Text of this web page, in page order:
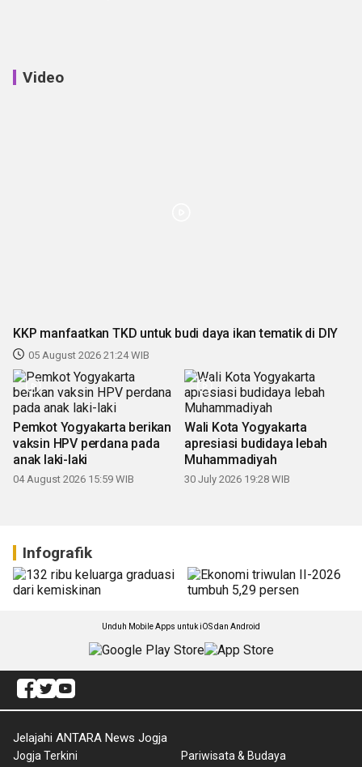
Video
KKP manfaatkan TKD untuk budi daya ikan tematik di DIY
05 August 2026 21:24 WIB
04 August 2026 15:59 WIB